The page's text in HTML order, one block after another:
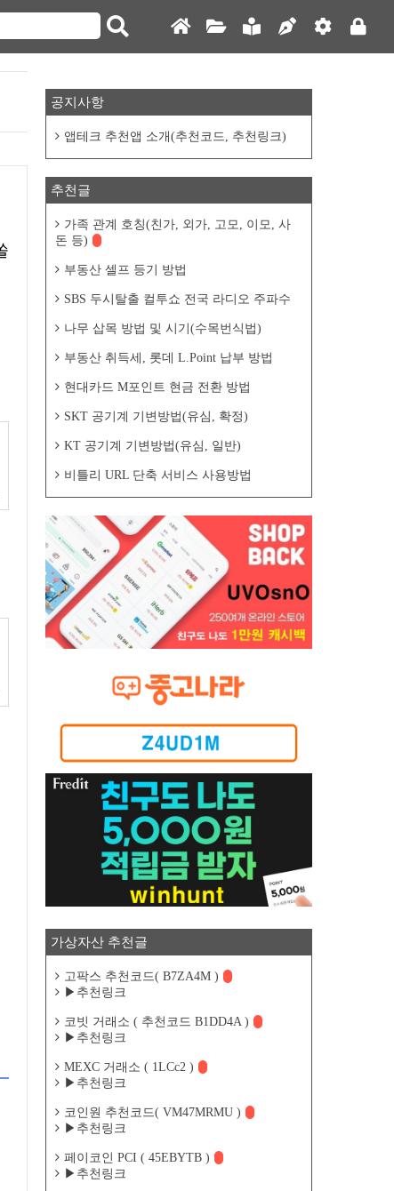
공지사항
앱테크 추천앱 소개(추천코드, 추천링크)
추천글
가족 관계 호칭(친가, 외가, 고모, 이모, 사
돈 등)
부동산 셀프 등기 방법
SBS 두시탈출 컬투쇼 전국 라디오 주파수
나무 삽목 방법 및 시기(수목번식법)
부동산 취득세, 롯데 L.Point 납부 방법
현대카드 M포인트 현금 전환 방법
SKT 공기계 기변방법(유심, 확정)
KT 공기계 기변방법(유심, 일반)
비틀리 URL 단축 서비스 사용방법
가상자산 추천글
고팍스 추천코드( B7ZA4M )
▶추천링크
코빗 거래소 ( 추천코드 B1DD4A )
▶추천링크
MEXC 거래소 ( 1LCc2 )
▶추천링크
코인원 추천코드( VM47MRMU )
▶추천링크
페이코인 PCI ( 45EBYTB )
▶추천링크